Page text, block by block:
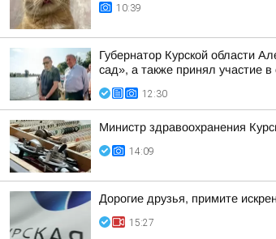
10:39
Губернатор Курской области
сад», а также принял участие в
12:30
Министр здравоохранения
14:09
Дорогие друзья, примите
15:27